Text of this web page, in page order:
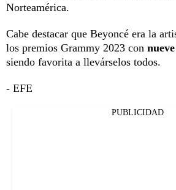
Norteamérica.
Cabe destacar que Beyoncé era la
los premios Grammy 2023 con
siendo favorita a llevárselos todos.
- EFE
PUBLICIDAD